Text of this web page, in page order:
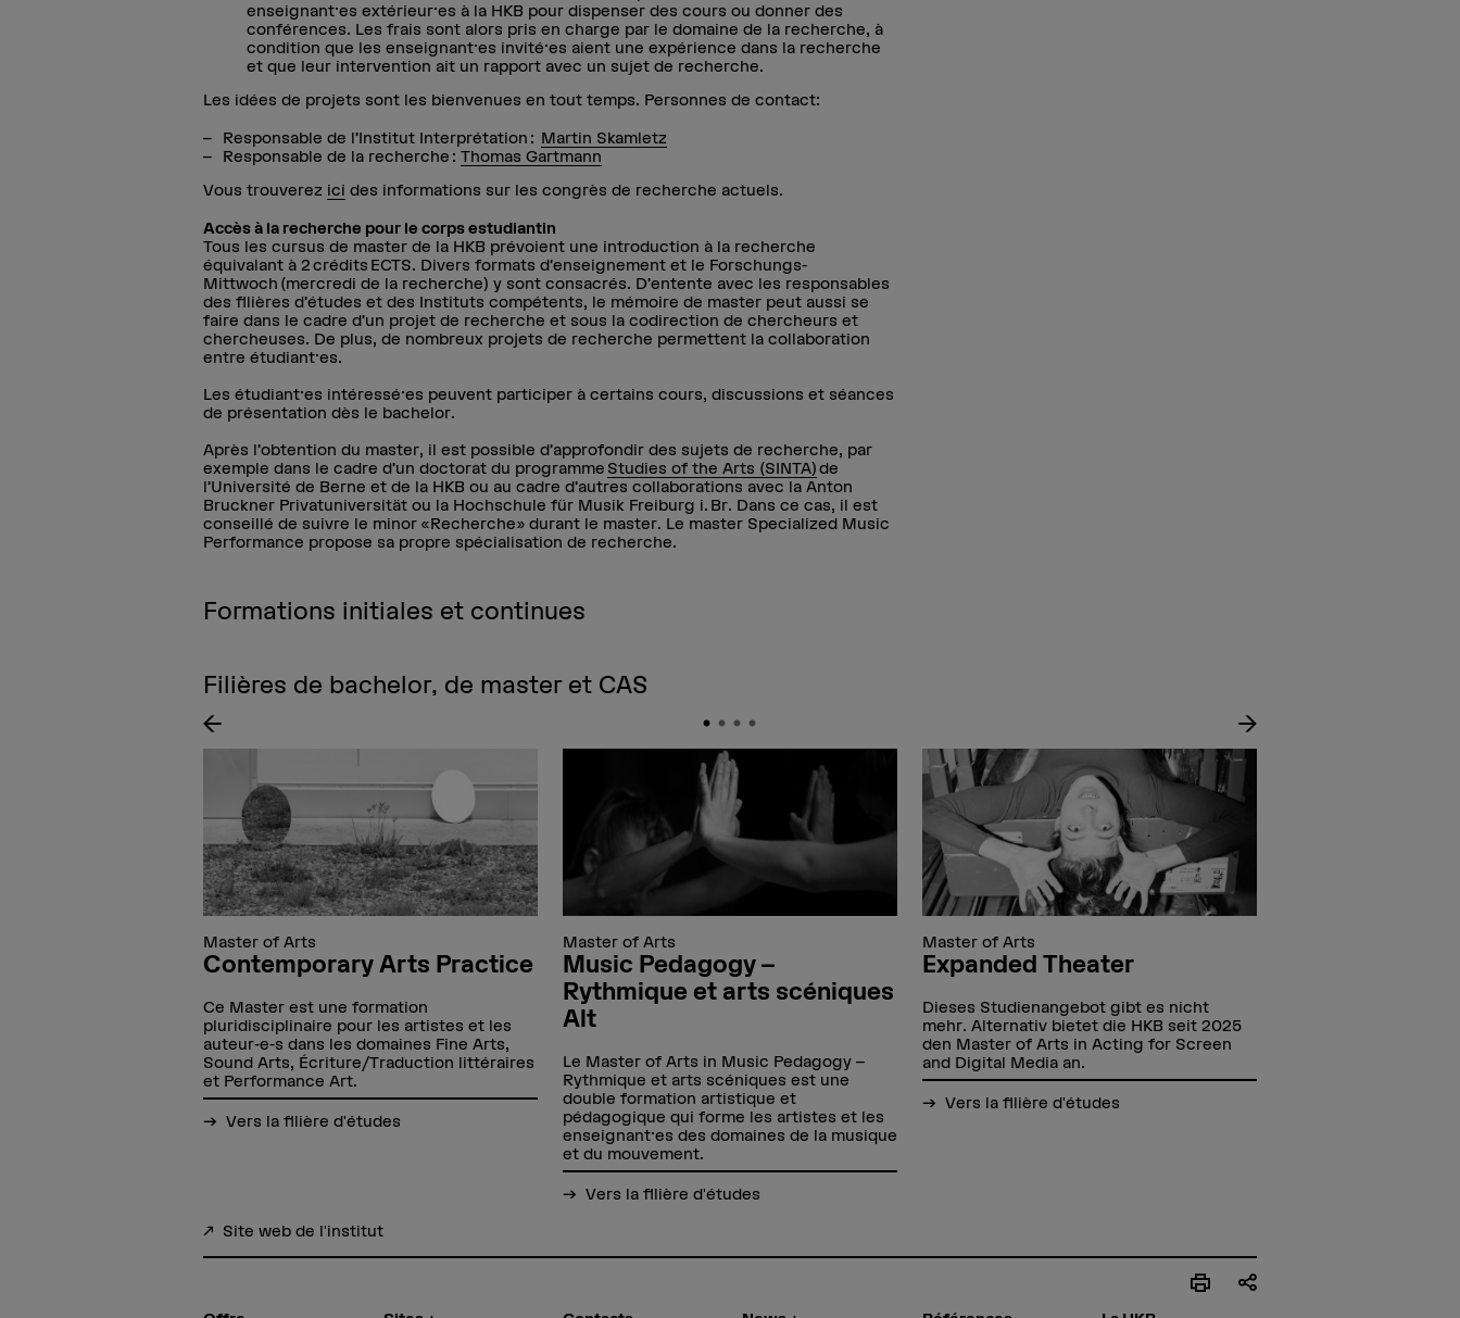
enseignant·es extérieur·es à la HKB pour dispenser des cours ou donner des
conférences. Les frais sont alors pris en charge par le domaine de la recherche, à
condition que les enseignant·es invité·es aient une expérience dans la recherche
et que leur intervention ait un rapport avec un sujet de recherche.
Les idées de projets sont les bienvenues en tout temps. Personnes de contact:
Responsable de l’Institut Interprétation : Martin Skamletz
Responsable de la recherche :Thomas Gartmann
Vous trouverez ici des informations sur les congrès de recherche actuels.
Accès à la recherche pour le corps estudiantin
Tous les cursus de master de la HKB prévoient une introduction à la recherche
équivalant à 2 crédits ECTS. Divers formats d’enseignement et le Forschungs-
Mittwoch (mercredi de la recherche) y sont consacrés. D’entente avec les responsables
des filières d’études et des Instituts compétents, le mémoire de master peut aussi se
faire dans le cadre d’un projet de recherche et sous la codirection de chercheurs et
chercheuses. De plus, de nombreux projets de recherche permettent la collaboration
entre étudiant·es.
Les étudiant·es intéressé·es peuvent participer à certains cours, discussions et séances
de présentation dès le bachelor.
Après l’obtention du master, il est possible d’approfondir des sujets de recherche, par
exemple dans le cadre d’un doctorat du programme Studies of the Arts (SINTA)de
l’Université de Berne et de la HKB ou au cadre d’autres collaborations avec la Anton
Bruckner Privatuniversität ou la Hochschule für Musik Freiburg i. Br. Dans ce cas, il est
conseillé de suivre le minor «Recherche» durant le master. Le master Specialized Music
Performance propose sa propre spécialisation de recherche.
Formations initiales et continues
Filières de bachelor, de master et CAS
Master of Arts
Contemporary Arts Practice
Ce Master est une formation
pluridisciplinaire pour les artistes et les
auteur-e-s dans les domaines Fine Arts,
Sound Arts, Écriture/Traduction littéraires
et Performance Art.
Vers la filière d'études
Master of Arts
Music Pedagogy –
Rythmique et arts scéniques
Alt
Le Master of Arts in Music Pedagogy –
Rythmique et arts scéniques est une
double formation artistique et
pédagogique qui forme les artistes et les
enseignant·es des domaines de la musique
et du mouvement.
Vers la filière d'études
Master of Arts
Expanded Theater
Dieses Studienangebot gibt es nicht
mehr. Alternativ bietet die HKB seit 2025
den Master of Arts in Acting for Screen
and Digital Media an.
Vers la filière d'études
Site web de l'institut